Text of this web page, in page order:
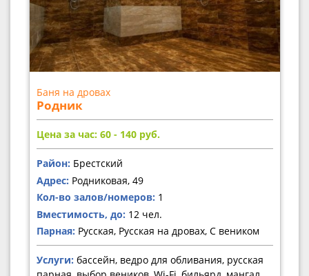
Баня на дровах
Родник
Цена за час: 60 - 140 руб.
Район: Брестский
Адрес: Родниковая, 49
Кол-во залов/номеров: 1
Вместимость, до: 12 чел.
Парная: Русская, Русская на дровах, С веником
Услуги: бассейн, ведро для обливания, русская